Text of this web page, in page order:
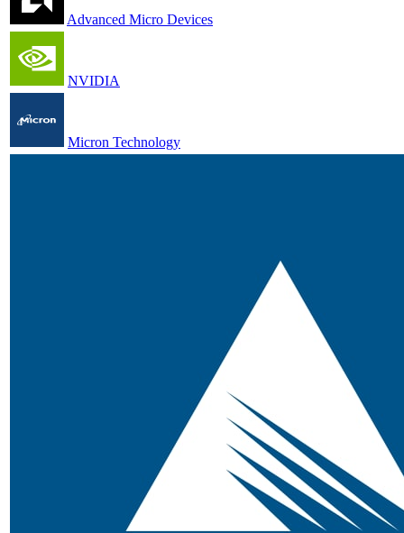
Advanced Micro Devices
NVIDIA
Micron Technology